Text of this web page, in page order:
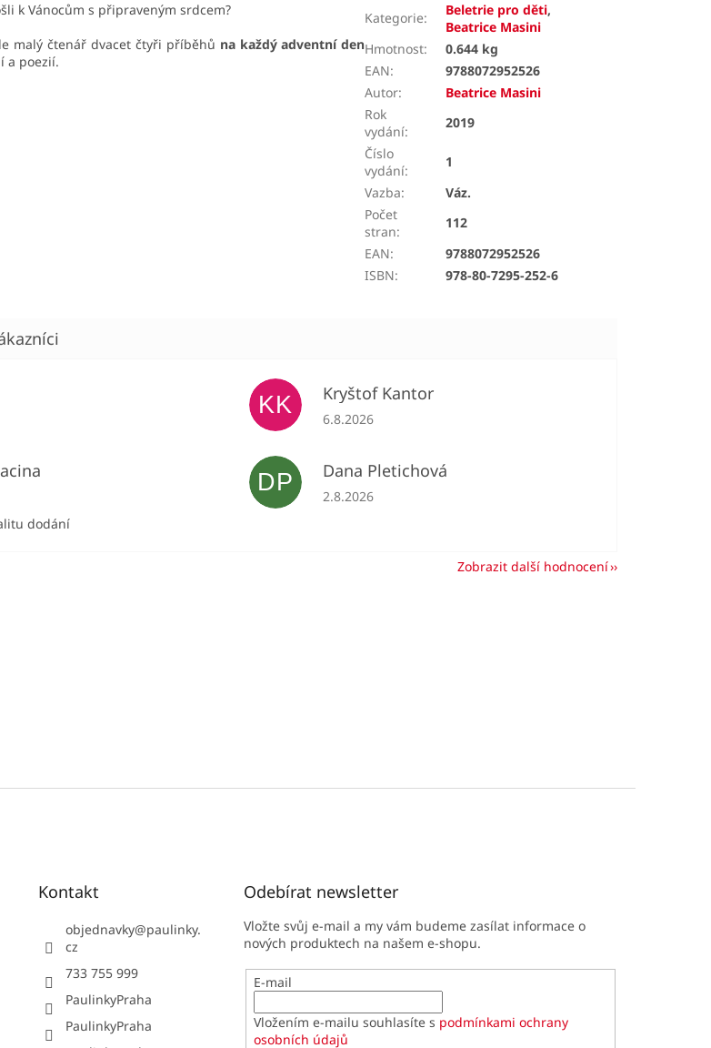
k Vánocům s připraveným srdcem?
malý čtenář dvacet čtyři příběhů na každý adventní den
a poezií.
Kategorie: Beletrie pro děti,
Beatrice Masini
Hmotnost:
0.644 kg
EAN:
9788072952526
Autor:
Beatrice Masini
Rok
vydání:
2019
Číslo
vydání:
1
Vazba:
Váz.
Počet
stran:
112
EAN:
9788072952526
ISBN: 978-80-7295-252-6
obchodu je 5 z 5 hvězdiček. KK Kryštof Kantor
Hodnocení obchodu je 5 z 5 hvězdiček.
6.8.2026
obchodu je 5 z 5 hvězdiček.
dodání
DP Dana Pletichová
Hodnocení obchodu je 5 z 5 hvězdiček.
2.8.2026
Zobrazit další hodnocení
Kontakt
objednavky@paulinky.
cz
733 755 999
PaulinkyPraha
PaulinkyPraha
Odebírat newsletter
Vložte svůj e-mail a my vám budeme zasílat informace o
nových produktech na našem e-shopu.
E-mail
Vložením e-mailu souhlasíte s podmínkami ochrany
osobních údajů